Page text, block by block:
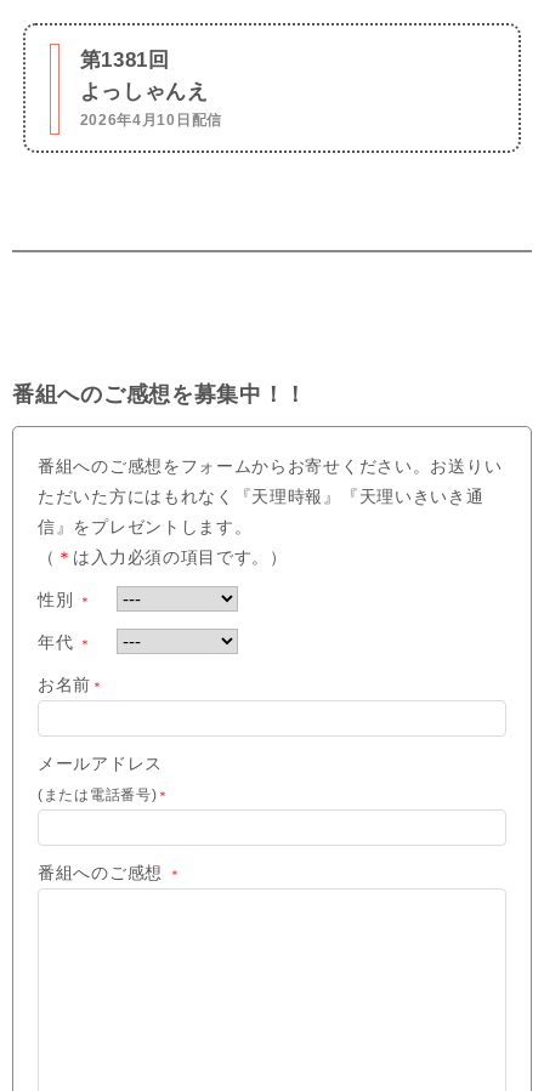
第1381回
よっしゃんえ
2026年4月10日配信
番組へのご感想を募集中！！
番組へのご感想をフォームからお寄せください。お送りい
ただいた方にはもれなく『天理時報』『天理いきいき通
信』をプレゼントします。
（ ＊ は入力必須の項目です。）
性別 ＊
年代 ＊
お名前 ＊
メールアドレス
(または電話番号) ＊
番組へのご感想 ＊